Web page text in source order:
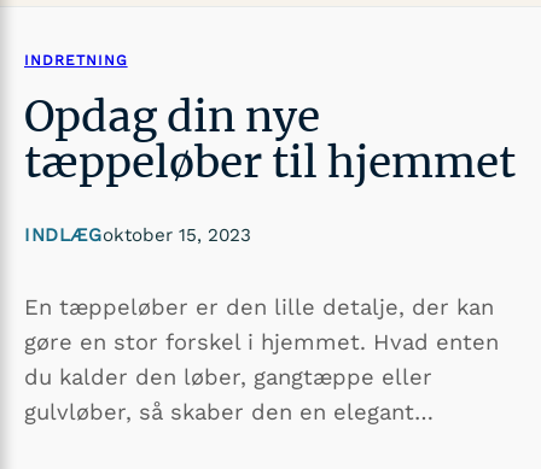
INDRETNING
Opdag din nye
tæppeløber til hjemmet
INDLÆGoktober 15, 2023
En tæppeløber er den lille detalje, der kan
gøre en stor forskel i hjemmet. Hvad enten
du kalder den løber, gangtæppe eller
gulvløber, så skaber den en elegant…